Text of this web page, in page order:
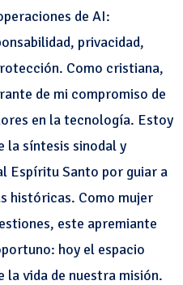
de AI:
privacidad,
Como cristiana,
de mi compromiso de
en la tecnología. Estoy
la síntesis sinodal y
Espíritu Santo por guiar a
históricas. Como mujer
este apremiante
hoy el espacio
vida de nuestra misión.